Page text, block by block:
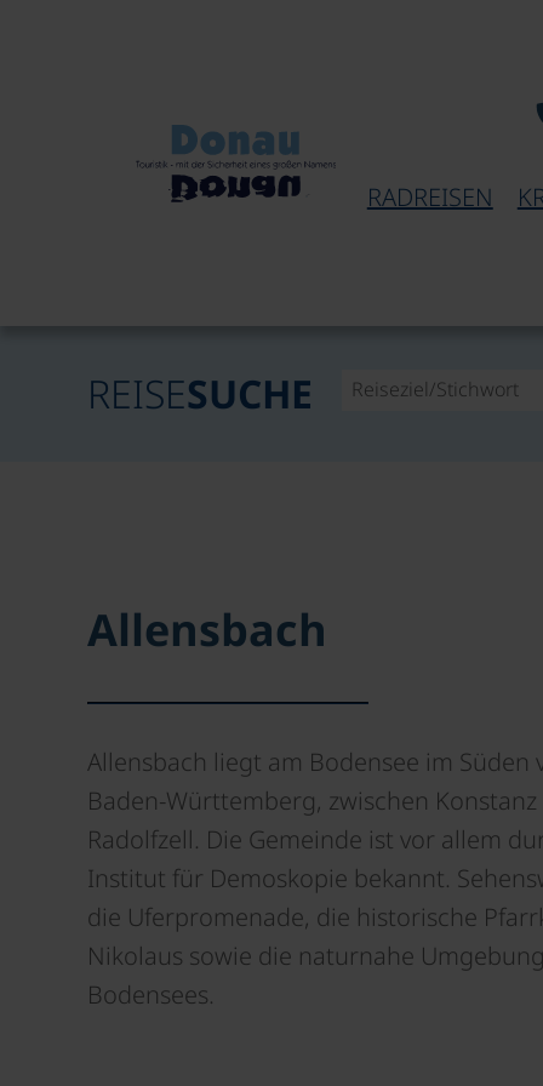
RADREISEN
REISESUCHE
Allensbach
Allensbach liegt am Bodensee im Süden
Baden-Württemberg, zwischen Konstanz
Radolfzell. Die Gemeinde ist vor allem
Institut für Demoskopie bekannt.
die Uferpromenade, die historische
Nikolaus sowie die naturnahe
Bodensees.